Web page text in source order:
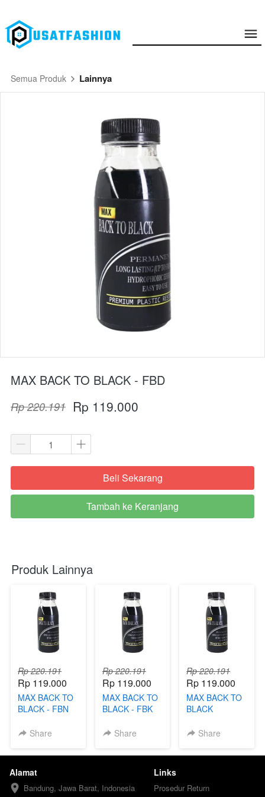
Semua Produk Lainnya
MAX BACK TO BLACK - FBD
Rp 220.191 Rp 119.000
`Beli Sekarang
`
Tambah ke Keranjang
Produk Lainnya
Rp 220.191
Rp 119.000
MAX BACK TO
BLACK - FBN
Share
Rp 220.191
Rp 119.000
MAX BACK TO
BLACK - FBK
Share
Rp 220.191
Rp 119.000
MAX BACK TO
BLACK
Share
Alamat
Bandung, Jawa Barat, Indonesia
Links
Prosedur Return